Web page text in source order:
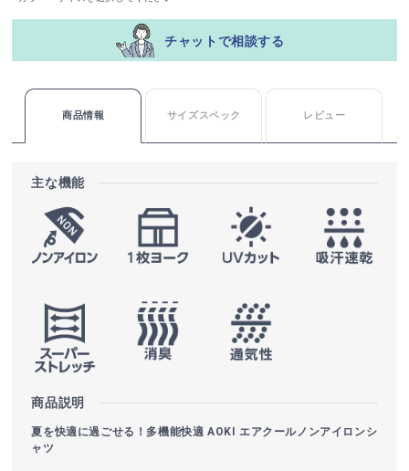
チャットで相談する
商品情報 サイズスペック レビュー
主な機能
商品説明
夏を快適に過ごせる！多機能快適 AOKI エアクールノンアイロンシ
ャツ